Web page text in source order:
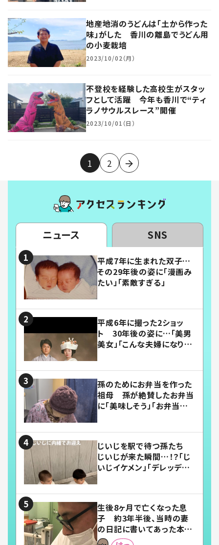
地産地消のうどんは「土から作った
味」がした 香川の離島でうどん用
の小麦栽培
2023/10/02（月）
不登校を経験した高校生がスタッ
フとして活躍 今年も香川で“ティ
ラノサウルスレース”開催
2023/10/01（日）
1 2
ニュース SNS
平成7年に生まれた双子…
その29年後の姿に「漫画み
たい」「素敵すぎる」
平成6年に撮った2ショッ
ト 30年後の姿に…「美男
美女」「こんな夫婦になりた
孫のためにお弁当を作った
祖母 孫が絶賛したお弁当
に「美味しそう」「お弁当すご
じいじを駅で待つ孫たち
じいじが来た瞬間…！？「じ
いじイケメン」「デレッデレ」
生後8ヶ月で亡くなった息
子 約3年半後、当時の妻
の日記に書いてあった本音
とは